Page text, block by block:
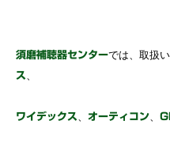
須磨補聴器センターでは、取扱
ス、
ワイデックス、 オーティコン、